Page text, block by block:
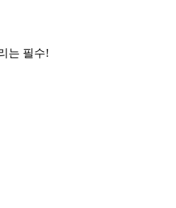
는 필수!